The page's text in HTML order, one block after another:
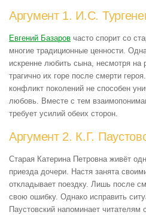
Аргумент 1. И.С.
Евгений Базаров часто спорит со
многие традиционные ценности.
искренне любить сына, несмотря на
трагично их горе после смерти
конфликт поколений не способен
любовь. Вместе с тем
требует усилий обеих сторон.
Аргумент 2. К.Г.
Старая Катерина Петровна живёт
приезда дочери. Настя занята
откладывает поездку. Лишь после
свою ошибку. Однако исправить
Паустовский напоминает читателям